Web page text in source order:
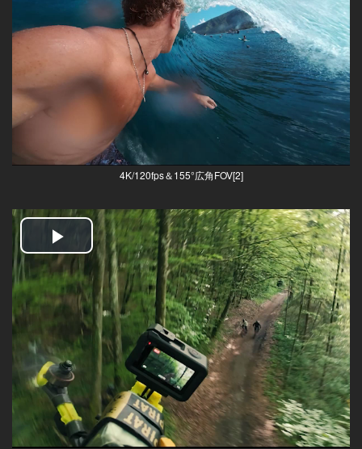
Video
4K/120fps＆155°広角FOV[2]
Play
Video